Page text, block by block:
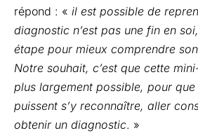
répond : « il est possible de
diagnostic n’est pas une fin en
étape pour mieux comprendre
Notre souhait, c’est que cette
plus largement possible, pour
puissent s’y reconnaître, aller
obtenir un diagnostic. »